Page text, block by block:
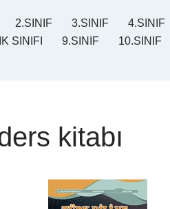
2.SINIF 3.SINIF 4.SINIF
SINIFI
9.SINIF 10.SINIF
kitabı